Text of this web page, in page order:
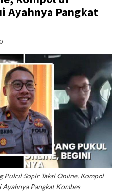
Ayahnya Pangkat
0
Pukul Sopir Taksi Online, Kompol
Pangkat Kombes